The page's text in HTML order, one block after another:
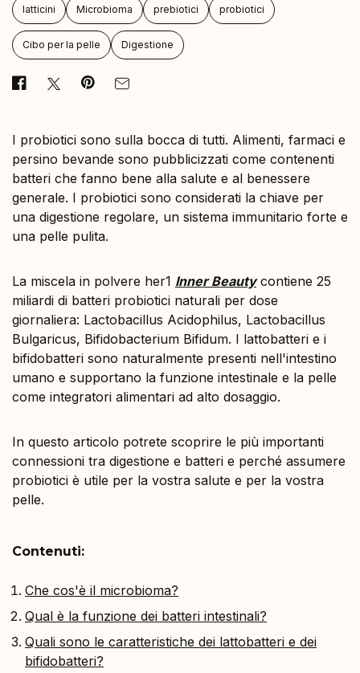
latticini Microbioma prebiotici probiotici
Cibo per la pelle Digestione
I probiotici sono sulla bocca di tutti. Alimenti, farmaci e
persino bevande sono pubblicizzati come contenenti
batteri che fanno bene alla salute e al benessere
generale. I probiotici sono considerati la chiave per
una digestione regolare, un sistema immunitario forte e
una pelle pulita.
La miscela in polvere her1 Inner Beautycontiene 25
miliardi di batteri probiotici naturali per dose
giornaliera: Lactobacillus Acidophilus, Lactobacillus
Bulgaricus, Bifidobacterium Bifidum. I lattobatteri e i
bifidobatteri sono naturalmente presenti nell'intestino
umano e supportano la funzione intestinale e la pelle
come integratori alimentari ad alto dosaggio.
In questo articolo potrete scoprire le più importanti
connessioni tra digestione e batteri e perché assumere
probiotici è utile per la vostra salute e per la vostra
pelle.
Contenuti:
Che cos'è il microbioma?
Qual è la funzione dei batteri intestinali?
Quali sono le caratteristiche dei lattobatteri e dei
bifidobatteri?